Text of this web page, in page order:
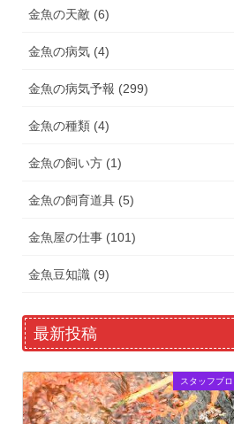
金魚の天敵 (6)
金魚の病気 (4)
金魚の病気予報 (299)
金魚の種類 (4)
金魚の飼い方 (1)
金魚の飼育道具 (5)
金魚屋の仕事 (101)
金魚豆知識 (9)
最新投稿
スタッフブ